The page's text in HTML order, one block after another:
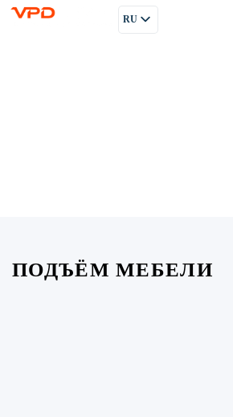
RU
ПОДЪЁМ МЕБЕЛИ